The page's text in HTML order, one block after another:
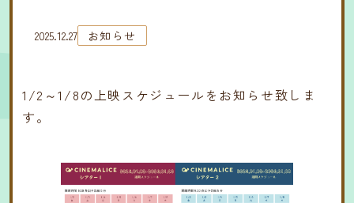
2025.12.27 お知らせ
1/2～1/8の上映スケジュールをお知らせ致しま
す。